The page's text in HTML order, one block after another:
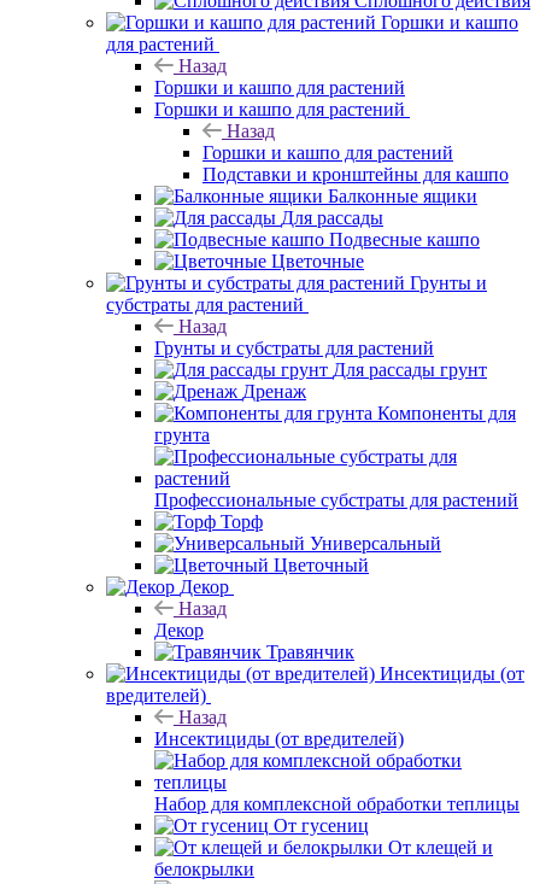
Горшки и кашпо
для растений
Назад
Горшки и кашпо для растений
Горшки и кашпо для растений
Назад
Горшки и кашпо для растений
Подставки и кронштейны для кашпо
Балконные ящики
Для рассады
Подвесные кашпо
Цветочные
Грунты и
субстраты для растений
Назад
Грунты и субстраты для растений
Для рассады грунт
Дренаж
Компоненты для
грунта
Профессиональные субстраты для растений
Торф
Универсальный
Цветочный
Декор
Назад
Декор
Травянчик
Инсектициды (от
вредителей)
Назад
Инсектициды (от вредителей)
Набор для комплексной обработки теплицы
От гусениц
От клещей и
белокрылки